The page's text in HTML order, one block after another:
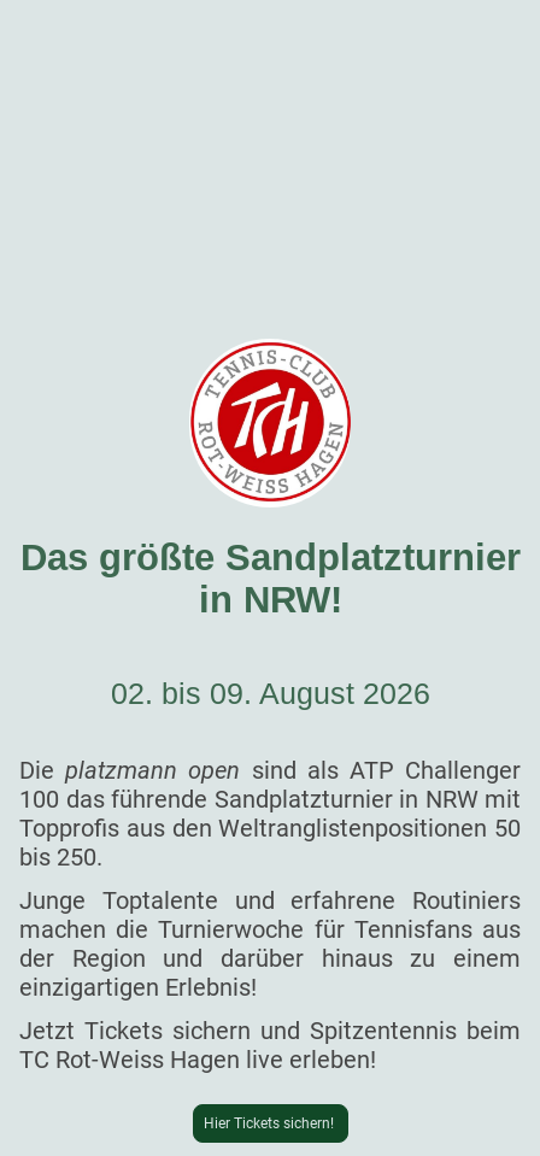
Das größte Sandplatzturnier
in NRW!
02. bis 09. August 2026
Dieplatzmann open sind als ATP Challenger
100 das führende Sandplatzturnier in NRW mit
Topprofis aus den Weltranglistenpositionen 50
bis 250.
Junge Toptalente und erfahrene Routiniers
machen die Turnierwoche für Tennisfans aus
der Region und darüber hinaus zu einem
einzigartigen Erlebnis!
Jetzt Tickets sichern und Spitzentennis beim
TC Rot-Weiss Hagen live erleben!
Hier Tickets sichern!